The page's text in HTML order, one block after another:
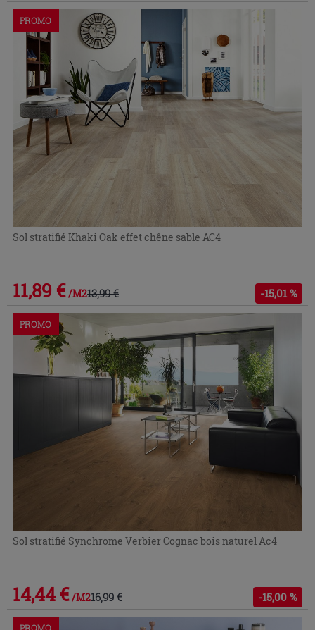
PROMO
Sol stratifié Khaki Oak effet chêne sable AC4
11,89 € /M213,99 € -15,01 %
PROMO
Sol stratifié Synchrome Verbier Cognac bois naturel Ac4
14,44 € /M216,99 € -15,00 %